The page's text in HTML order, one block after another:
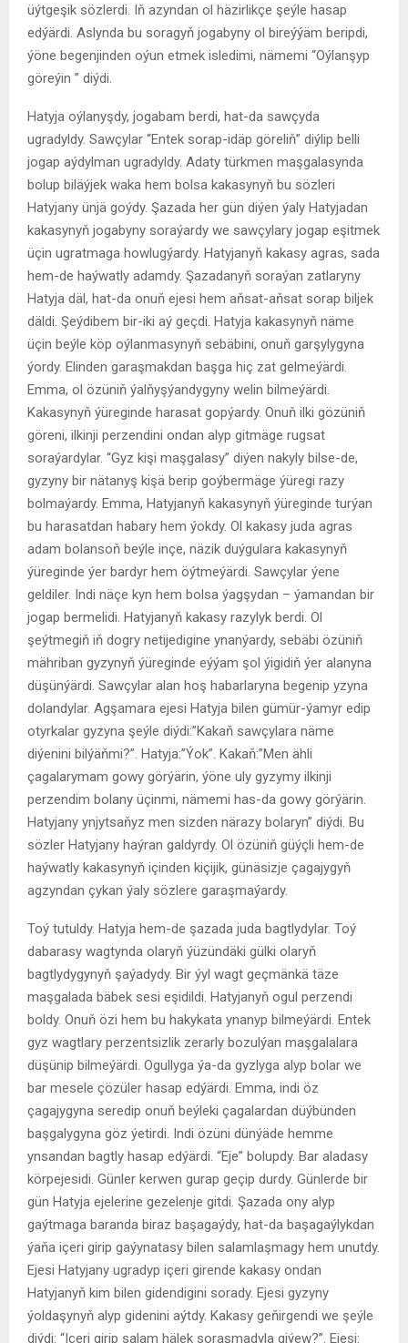
üýtgeşik sözlerdi. Iň azyndan ol häzirlikçe şeýle hasap
edýärdi. Aslynda bu soragyň jogabyny ol bireýýäm beripdi,
ýöne begenjinden oýun etmek isledimi, nämemi “Oýlanşyp
göreýin ” diýdi.
Hatyja oýlanyşdy, jogabam berdi, hat-da sawçyda
ugradyldy. Sawçylar “Entek sorap-idäp göreliň” diýlip belli
jogap aýdylman ugradyldy. Adaty türkmen maşgalasynda
bolup biläýjek waka hem bolsa kakasynyň bu sözleri
Hatyjany ünjä goýdy. Şazada her gün diýen ýaly Hatyjadan
kakasynyň jogabyny soraýardy we sawçylary jogap eşitmek
üçin ugratmaga howlugýardy. Hatyjanyň kakasy agras, sada
hem-de haýwatly adamdy. Şazadanyň soraýan zatlaryny
Hatyja däl, hat-da onuň ejesi hem aňsat-aňsat sorap biljek
däldi. Şeýdibem bir-iki aý geçdi. Hatyja kakasynyň näme
üçin beýle köp oýlanmasynyň sebäbini, onuň garşylygyna
ýordy. Elinden garaşmakdan başga hiç zat gelmeýärdi.
Emma, ol özüniň ýalňyşýandygyny welin bilmeýärdi.
Kakasynyň ýüreginde harasat gopýardy. Onuň ilki gözüniň
göreni, ilkinji perzendini ondan alyp gitmäge rugsat
soraýardylar. “Gyz kişi maşgalasy” diýen nakyly bilse-de,
gyzyny bir nätanyş kişä berip goýbermäge ýüregi razy
bolmaýardy. Emma, Hatyjanyň kakasynyň ýüreginde turýan
bu harasatdan habary hem ýokdy. Ol kakasy juda agras
adam bolansoň beýle inçe, näzik duýgulara kakasynyň
ýüreginde ýer bardyr hem öýtmeýärdi. Sawçylar ýene
geldiler. Indi näçe kyn hem bolsa ýagşydan – ýamandan bir
jogap bermelidi. Hatyjanyň kakasy razylyk berdi. Ol
şeýtmegiň iň dogry netijedigine ynanýardy, sebäbi özüniň
mähriban gyzynyň ýüreginde eýýam şol ýigidiň ýer alanyna
düşünýärdi. Sawçylar alan hoş habarlaryna begenip yzyna
dolandylar. Agşamara ejesi Hatyja bilen gümür-ýamyr edip
otyrkalar gyzyna şeýle diýdi:”Kakaň sawçylara näme
diýenini bilýäňmi?”. Hatyja:”Ýok”. Kakaň:”Men ähli
çagalarymam gowy görýärin, ýöne uly gyzymy ilkinji
perzendim bolany üçinmi, nämemi has-da gowy görýärin.
Hatyjany ynjytsaňyz men sizden närazy bolaryn” diýdi. Bu
sözler Hatyjany haýran galdyrdy. Ol özüniň güýçli hem-de
haýwatly kakasynyň içinden kiçijik, günäsizje çagajygyň
agzyndan çykan ýaly sözlere garaşmaýardy.
Toý tutuldy. Hatyja hem-de şazada juda bagtlydylar. Toý
dabarasy wagtynda olaryň ýüzündäki gülki olaryň
bagtlydygynyň şaýadydy. Bir ýyl wagt geçmänkä täze
maşgalada bäbek sesi eşidildi. Hatyjanyň ogul perzendi
boldy. Onuň özi hem bu hakykata ynanyp bilmeýärdi. Entek
gyz wagtlary perzentsizlik zerarly bozulýan maşgalalara
düşünip bilmeýärdi. Ogullyga ýa-da gyzlyga alyp bolar we
bar mesele çözüler hasap edýärdi. Emma, indi öz
çagajygyna seredip onuň beýleki çagalardan düýbünden
başgalygyna göz ýetirdi. Indi özüni dünýäde hemme
ynsandan bagtly hasap edýärdi. “Eje” bolupdy. Bar aladasy
körpejesidi. Günler kerwen gurap geçip durdy. Günlerde bir
gün Hatyja ejelerine gezelenje gitdi. Şazada ony alyp
gaýtmaga baranda biraz başagaýdy, hat-da başagaýlykdan
ýaňa içeri girip gaýynatasy bilen salamlaşmagy hem unutdy.
Ejesi Hatyjany ugradyp içeri girende kakasy ondan
Hatyjanyň kim bilen gidendigini sorady. Ejesi gyzyny
ýoldaşynyň alyp gidenini aýtdy. Kakasy geňirgendi we şeýle
diýdi: “Içeri girip salam hälek soraşmadyla giýew?”. Ejesi: